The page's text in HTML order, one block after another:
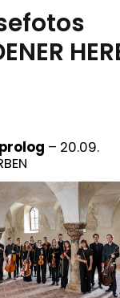
– 20.09.